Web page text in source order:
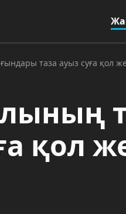
таза ауыз суға қол
қол